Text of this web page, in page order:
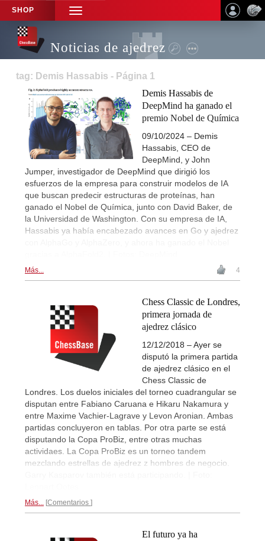
SHOP
TOGGLE
NAVIGATION
Noticias de ajedrez
tag: Demis Hassabis - Página 1
Demis Hassabis de
DeepMind ha ganado el
premio Nobel de Química
09/10/2024 – Demis
Hassabis, CEO de
DeepMind, y John
Jumper, investigador de DeepMind que dirigió los
esfuerzos de la empresa para construir modelos de IA
que buscan predecir estructuras de proteínas, han
ganado el Nobel de Química, junto con David Baker, de
la Universidad de Washington. Con su empresa de IA,
Hassabis ya había encabezado avances en Go y ajedrez
Más... 4
Chess Classic de Londres,
primera jornada de
ajedrez clásico
12/12/2018 – Ayer se
disputó la primera partida
de ajedrez clásico en el
Chess Classic de
Londres. Los duelos iniciales del torneo cuadrangular se
disputan entre Fabiano Caruana e Hikaru Nakamura y
entre Maxime Vachier-Lagrave y Levon Aronian. Ambas
partidas concluyeron en tablas. Por otra parte se está
disputando la Copa ProBiz, entre otras muchas
actividaes. La Copa ProBiz es un torneo tandem
mezclando estrellas de ajedrez z hombres de negocio.
Más... Comentarios
El futuro ya ha